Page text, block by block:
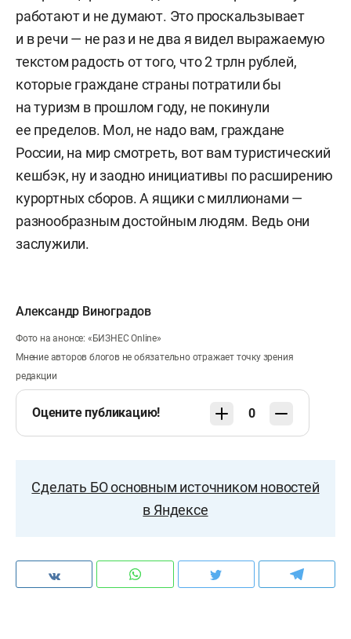
работают и не думают. Это проскальзывает
и в речи — не раз и не два я видел выражаемую
текстом радость от того, что 2 трлн рублей,
которые граждане страны потратили бы
на туризм в прошлом году, не покинули
ее пределов. Мол, не надо вам, граждане
России, на мир смотреть, вот вам туристический
кешбэк, ну и заодно инициативы по расширению
курортных сборов. А ящики с миллионами —
разнообразным достойным людям. Ведь они
заслужили.
Александр Виноградов
Фото на анонсе: «БИЗНЕС Online»
Мнение авторов блогов не обязательно отражает точку зрения
редакции
Оцените публикацию! 0
Сделать БО основным источником новостей
в Яндексе